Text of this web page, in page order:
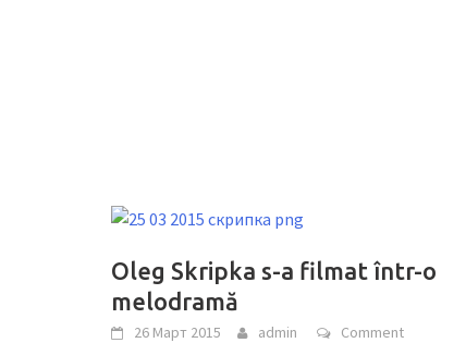
Oleg Skripka s-a filmat într-o
melodramă
26 Март 2015 admin Comment